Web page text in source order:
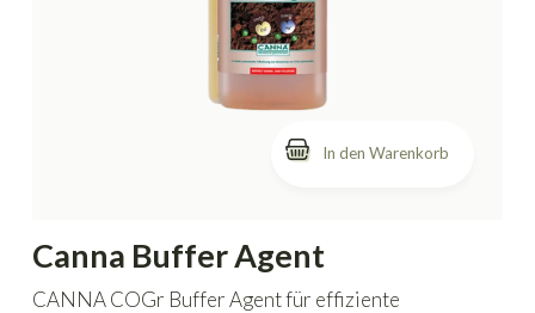
In den Warenkorb
Canna Buffer Agent
CANNA COGr Buffer Agent für effiziente